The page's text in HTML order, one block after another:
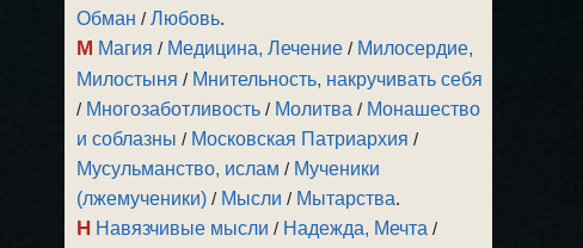
Обман /Любовь.
М Магия / Медицина, Лечение / Милосердие,
Милостыня / Мнительность, накручивать себя
/ Многозаботливость / Молитва / Монашество
и соблазны / Московская Патриархия /
Мусульманство, ислам / Мученики
(лжемученики) / Мысли / Мытарства.
Н Навязчивые мысли / Надежда, Мечта /